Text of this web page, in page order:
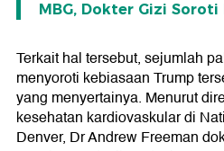
MBG, Dokter Gizi Soroti
Terkait hal tersebut, sejumlah
menyoroti kebiasaan Trump
yang menyertainya. Menurut
kesehatan kardiovaskular di
Denver, Dr Andrew Freeman